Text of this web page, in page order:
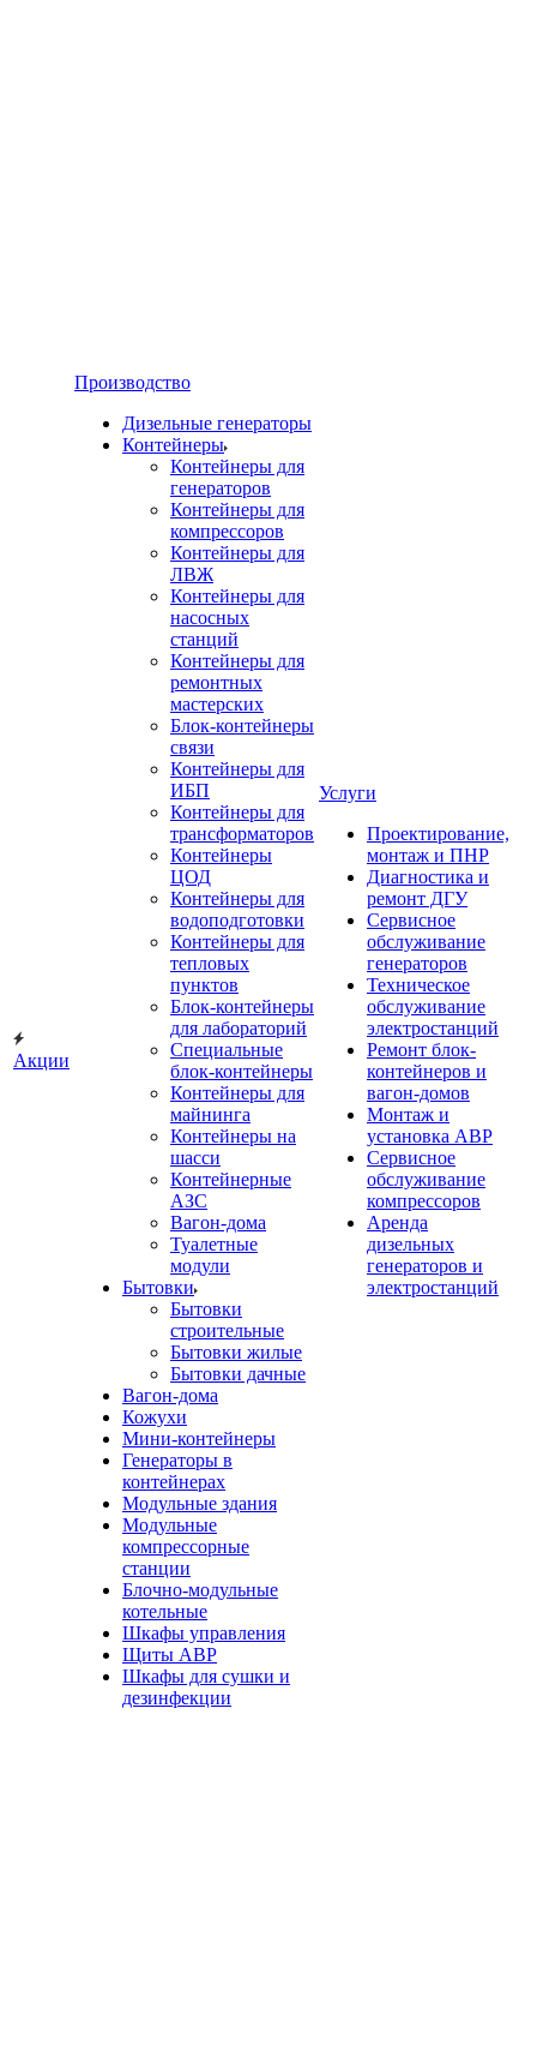
Акции
Производство
Дизельные генераторы
Контейнеры
Контейнеры для
генераторов
Контейнеры для
компрессоров
Контейнеры для
ЛВЖ
Контейнеры для
насосных
станций
Контейнеры для
ремонтных
мастерских
Блок-контейнеры
связи
Контейнеры для
ИБП
Контейнеры для
трансформаторов
Контейнеры
ЦОД
Контейнеры для
водоподготовки
Контейнеры для
тепловых
пунктов
Блок-контейнеры
для лабораторий
Специальные
блок-контейнеры
Контейнеры для
майнинга
Контейнеры на
шасси
Контейнерные
АЗС
Вагон-дома
Туалетные
модули
Бытовки
Бытовки
строительные
Бытовки жилые
Бытовки дачные
Вагон-дома
Кожухи
Мини-контейнеры
Генераторы в
контейнерах
Модульные здания
Модульные
компрессорные
станции
Блочно-модульные
котельные
Шкафы управления
Щиты АВР
Шкафы для сушки и
дезинфекции
Услуги
Проектирование,
монтаж и ПНР
Диагностика и
ремонт ДГУ
Сервисное
обслуживание
генераторов
Техническое
обслуживание
электростанций
Ремонт блок-
контейнеров и
вагон-домов
Монтаж и
установка АВР
Сервисное
обслуживание
компрессоров
Аренда
дизельных
генераторов и
электростанций